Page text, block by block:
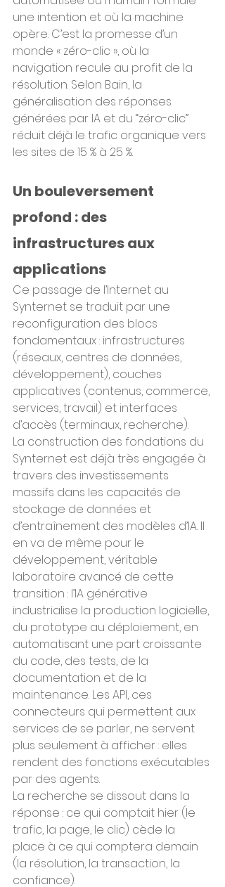
une intention et où la machine
opère. C’est la promesse d’un
monde « zéro-clic », où la
navigation recule au profit de la
résolution. Selon Bain, la
généralisation des réponses
générées par IA et du “zéro-clic”
réduit déjà le trafic organique vers
les sites de 15 % à 25 %.
Un bouleversement
profond : des
infrastructures aux
applications
Ce passage de l’Internet au
Synternet se traduit par une
reconfiguration des blocs
fondamentaux : infrastructures
(réseaux, centres de données,
développement), couches
applicatives (contenus, commerce,
services, travail) et interfaces
d’accès (terminaux, recherche).
La construction des fondations du
Synternet est déjà très engagée à
travers des investissements
massifs dans les capacités de
stockage de données et
d’entraînement des modèles d’IA. Il
en va de même pour le
développement, véritable
laboratoire avancé de cette
transition : l’IA générative
industrialise la production logicielle,
du prototype au déploiement, en
automatisant une part croissante
du code, des tests, de la
documentation et de la
maintenance. Les API, ces
connecteurs qui permettent aux
services de se parler, ne servent
plus seulement à afficher : elles
rendent des fonctions exécutables
par des agents.
La recherche se dissout dans la
réponse : ce qui comptait hier (le
trafic, la page, le clic) cède la
place à ce qui comptera demain
(la résolution, la transaction, la
confiance).